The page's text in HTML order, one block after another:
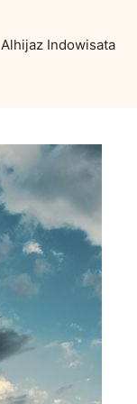
Alhijaz Indowisata